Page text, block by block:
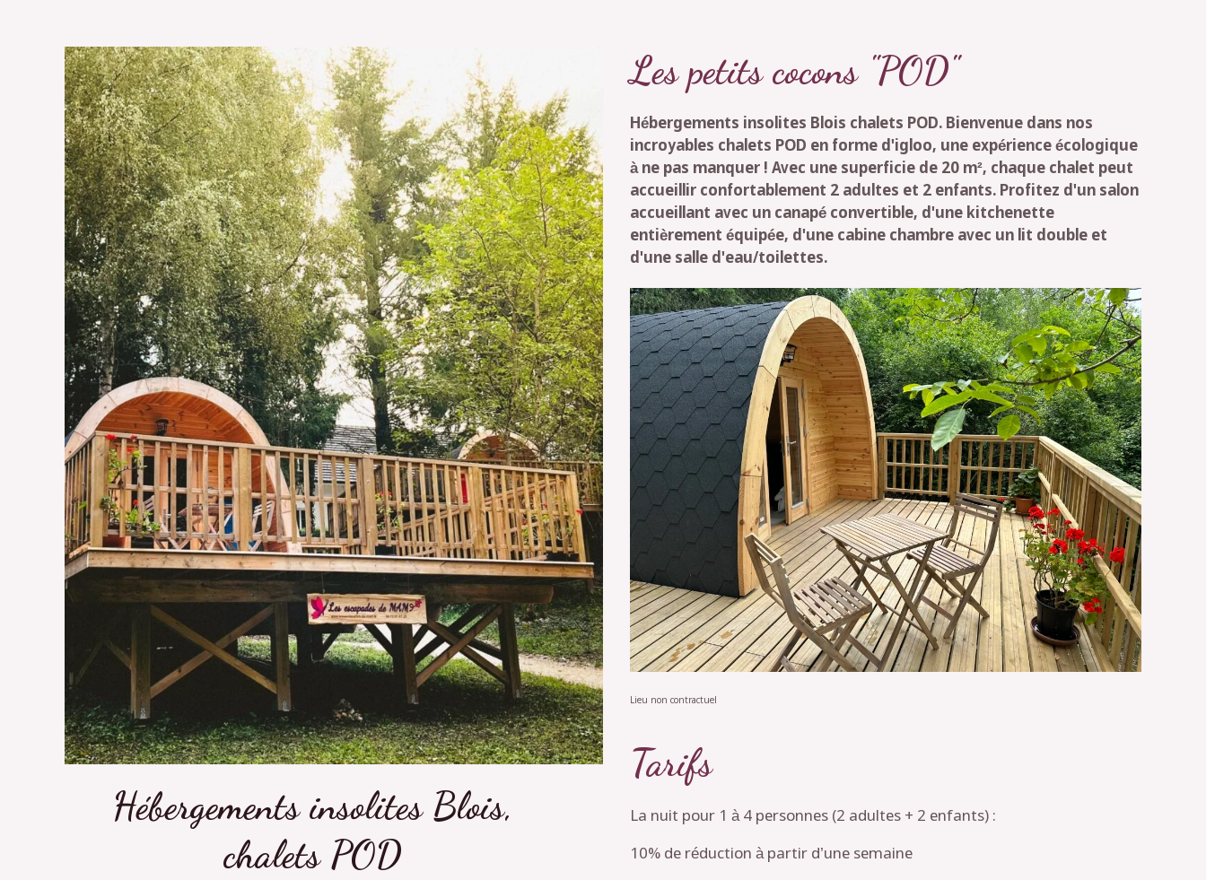
Hébergements insolites Blois,
chalets POD
Les petits cocons "POD"
Hébergements insolites Blois chalets POD. Bienvenue dans nos
incroyables chalets POD en forme d'igloo, une expérience écologique
à ne pas manquer ! Avec une superficie de 20 m², chaque chalet peut
accueillir confortablement 2 adultes et 2 enfants. Profitez d'un salon
accueillant avec un canapé convertible, d'une kitchenette
entièrement équipée, d'une cabine chambre avec un lit double et
d'une salle d'eau/toilettes.
Lieu non contractuel
Tarifs
La nuit pour 1 à 4 personnes (2 adultes + 2 enfants) :
10% de réduction à partir d’une semaine